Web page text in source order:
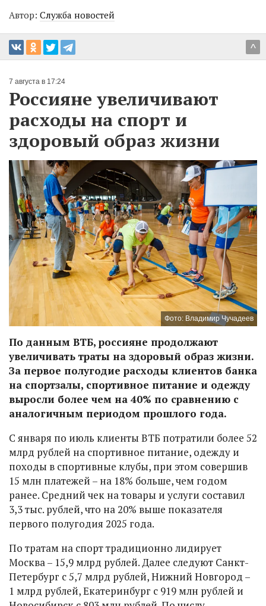
Автор: Служба новостей
^
7 августа в 17:24
Россияне увеличивают
расходы на спорт и
здоровый образ жизни
Фото: Владимир Чучадеев
По данным ВТБ, россияне продолжают
увеличивать траты на здоровый образ жизни.
За первое полугодие расходы клиентов банка
на спортзалы, спортивное питание и одежду
выросли более чем на 40% по сравнению с
аналогичным периодом прошлого года.
С января по июль клиенты ВТБ потратили более 52
млрд рублей на спортивное питание, одежду и
походы в спортивные клубы, при этом совершив
15 млн платежей – на 18% больше, чем годом
ранее. Средний чек на товары и услуги составил
3,3 тыс. рублей, что на 20% выше показателя
первого полугодия 2025 года.
По тратам на спорт традиционно лидирует
Москва – 15,9 млрд рублей. Далее следуют Санкт-
Петербург с 5,7 млрд рублей, Нижний Новгород –
1 млрд рублей, Екатеринбург с 919 млн рублей и